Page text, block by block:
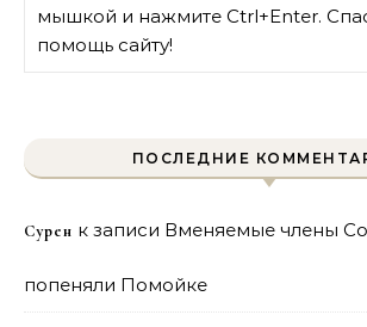
мышкой и нажмите Ctrl+Enter.
помощь сайту!
ПОСЛЕДНИЕ
Сурен к записи Вменяемые члены
попеняли Помойке